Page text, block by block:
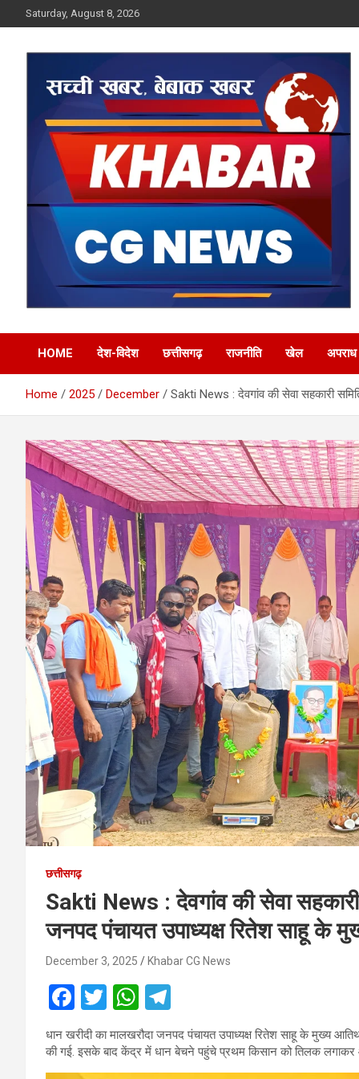
to
Saturday, August 8, 2026
Khabar CG News
HOME देश-विदेश छत्तीसगढ़ राजनीति खेल अपराध
Home 2025 December Sakti News : देवगांव की सेवा सहकारी
छत्तीसगढ़
Sakti News : देवगांव की सेवा सहकारी
जनपद पंचायत उपाध्यक्ष रितेश साहू के
December 3, 2025 Khabar CG News
F
a
ce
T
wi
tt
W
h
at
el
e
धान खरीदी का मालखरौदा जनपद पंचायत उपाध्यक्ष रितेश साहू के मुख्य
की गई. इसके बाद केंद्र में धान बेचने पहुंचे प्रथम किसान को तिलक लगाकर